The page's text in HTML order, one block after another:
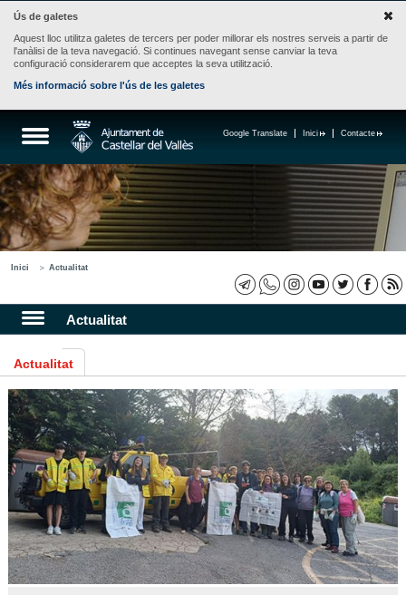
Ús de galetes
Aquest lloc utilitza galetes de tercers per poder millorar els nostres serveis a partir de
l'anàlisi de la teva navegació. Si continues navegant sense canviar la teva
configuració considerarem que acceptes la seva utilització.
Més informació sobre l'ús de les galetes
Contacte
Inici
Google Translate
Inici Actualitat
Actualitat
Actualitat